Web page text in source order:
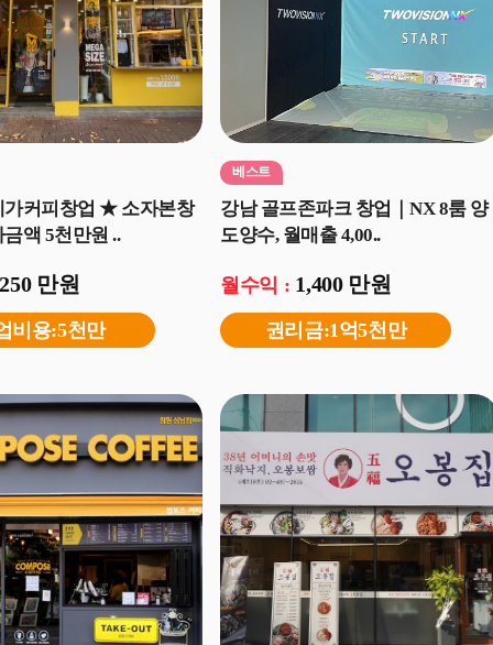
커피창업 ★ 소자본창
액 5천만원 ..
250 만원
비용:5천만
베스트
강남 골프존파크 창업｜NX 8룸 양
도양수, 월매출 4,00..
월수익 : 1,400 만원
권리금:1억5천만